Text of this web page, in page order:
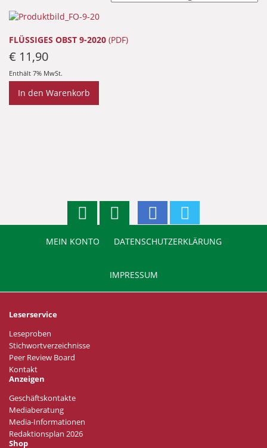
FLÜSSIGES OBST 9-2020 (PDF)
€ 11,90
Enthält 7% MwSt.
In den Warenkorb
MEIN KONTO DATENSCHUTZERKLÄRUNG
IMPRESSUM
Leserservice
Leseproben
Stichwortverzeichnisse
Peer Review Board
Kontakt
Anzeigen
Geschäftskontakte
Mediaberatung
Media-Informationen
Redaktionsplan 2026
Shop